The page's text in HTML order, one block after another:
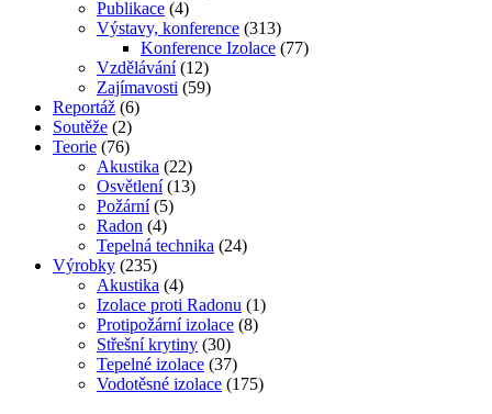
Publikace (4)
Výstavy, konference (313)
Konference Izolace (77)
Vzdělávání (12)
Zajímavosti (59)
Reportáž (6)
Soutěže (2)
Teorie (76)
Akustika (22)
Osvětlení (13)
Požární (5)
Radon (4)
Tepelná technika (24)
Výrobky (235)
Akustika (4)
Izolace proti Radonu (1)
Protipožární izolace (8)
Střešní krytiny (30)
Tepelné izolace (37)
Vodotěsné izolace (175)